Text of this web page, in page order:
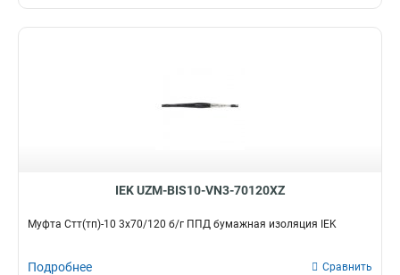
IEK UZM-BIS10-VN3-70120XZ
Муфта Стт(тп)-10 3х70/120 б/г ППД бумажная изоляция IEK
Подробнее Сравнить